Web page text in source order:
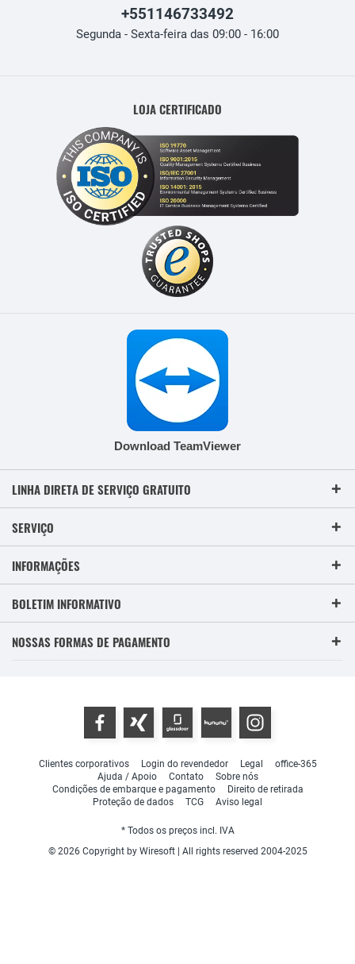
+551146733492
Segunda - Sexta-feira das 09:00 - 16:00
LOJA CERTIFICADO
Download TeamViewer
LINHA DIRETA DE SERVIÇO GRATUITO
SERVIÇO
INFORMAÇÕES
BOLETIM INFORMATIVO
NOSSAS FORMAS DE PAGAMENTO
Clientes corporativos Login do revendedor Legal
office-365
Ajuda / Apoio
Contato
Sobre nós
Condições de embarque e pagamento
Direito de retirada
Proteção de dados
TCG Aviso legal
* Todos os preços incl. IVA
© 2026 Copyright by Wiresoft | All rights reserved 2004-2025